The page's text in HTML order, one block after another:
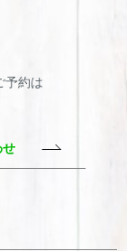
予約は
せ